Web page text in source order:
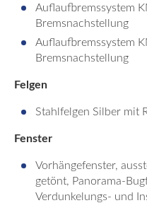
Auflaufbremssystem
Bremsnachstellung
Auflaufbremssystem
Bremsnachstellung
Felgen
Stahlfelgen Silber mit
Fenster
Vorhängefenster,
getönt, Panorama-
Verdunkelungs- und